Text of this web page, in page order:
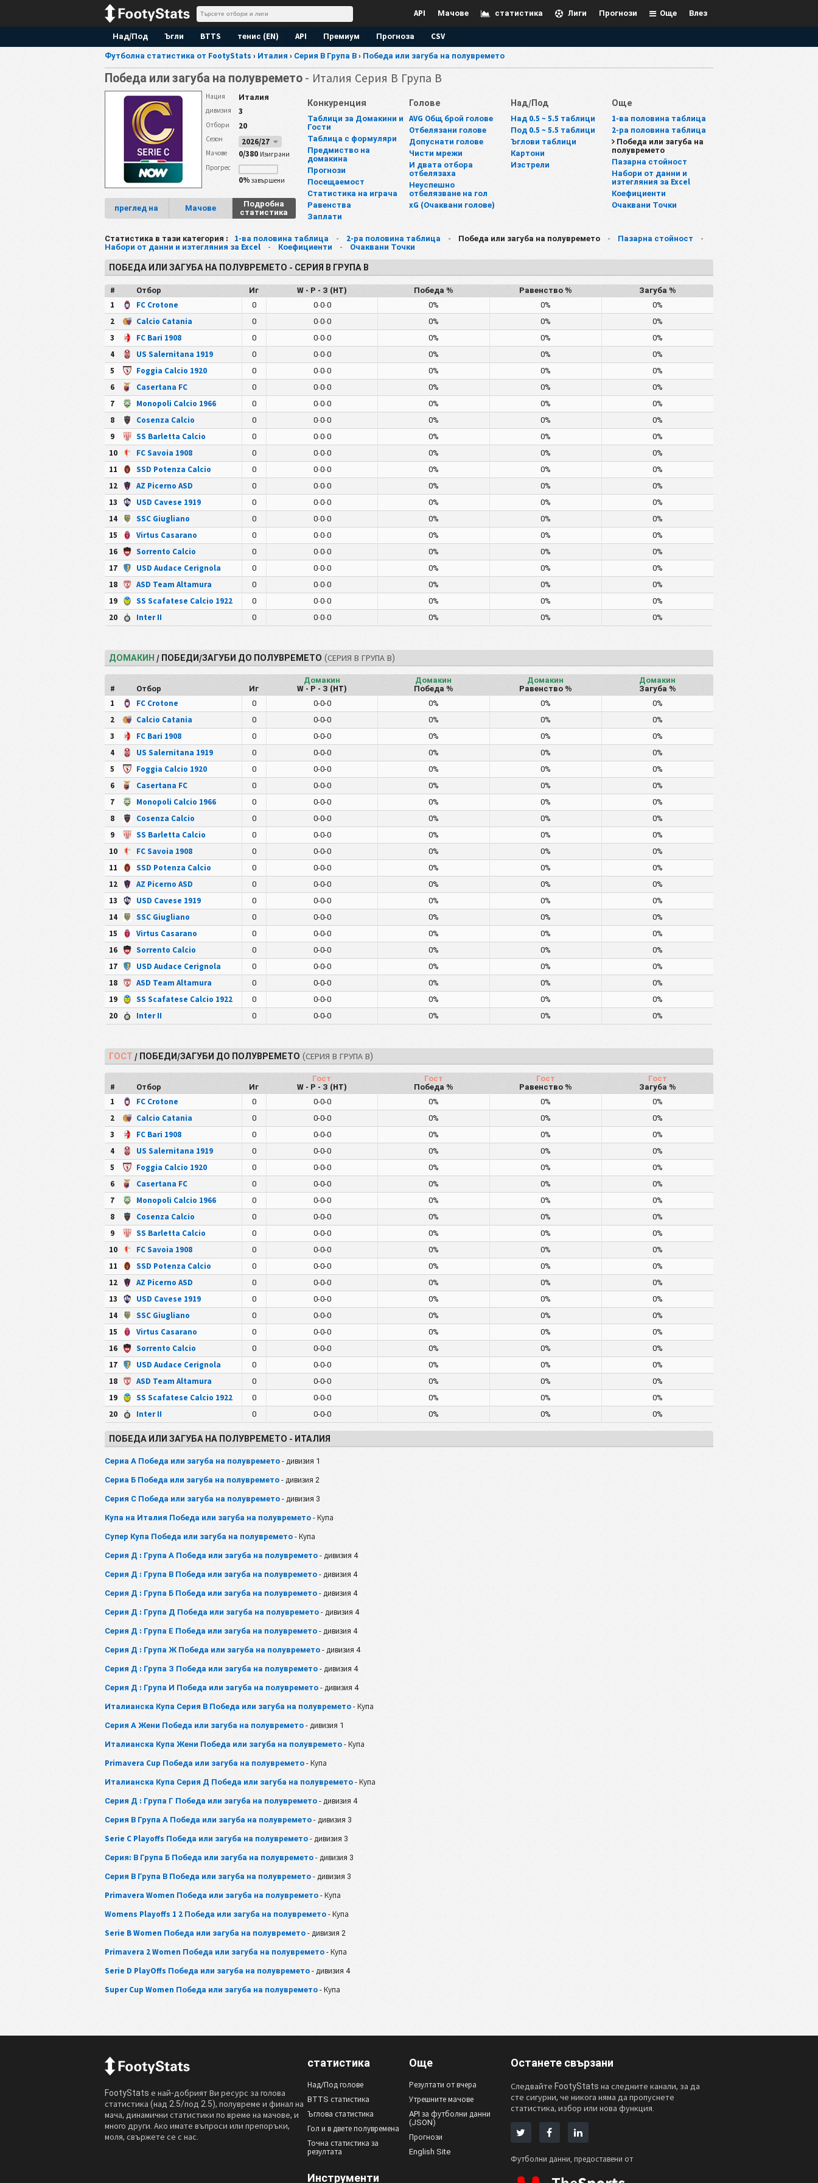
Влез
Още
Прогнози
Лиги
статистика
Мачове
API
Над/Под Ъгли BTTS тенис (EN) API Премиум Прогноза
CSV
Футболна статистика от FootyStats › Италия › Серия В Група В› Победа или загуба на полувремето
Победа или загуба на полувремето - Италия Серия В Група В
Нация Италия
дивизия 3
Отбори 20
Сезон 2026/27
Мачове 0/380Изиграни
Прогрес
0%завършени
преглед на Мачове
Подробна
статистика
Конкуренция
Таблици за Домакини и
Гости
Таблица с формуляри
Предмиство на
домакина
Прогнози
Посещаемост
Статистика на играча
Равенства
Заплати
Голове
AVG Общ брой голове
Отбелязани голове
Допуснати голове
Чисти мрежи
И двата отбора
отбелязаха
Неуспешно
отбелязване на гол
xG (Очаквани голове)
Над/Под
Над 0.5 ~ 5.5 таблици
Под 0.5 ~ 5.5 таблици
Ъглови таблици
Картони
Изстрели
Още
1-ва половина таблица
2-ра половина таблица
Победа или загуба на
полувремето
Пазарна стойност
Набори от данни и
изтегляния за Excel
Коефициенти
Очаквани Точки
Статистика в тази категория : 1-ва половина таблица - 2-ра половина таблица - Победа или загуба на полувремето - Пазарна стойност -
Набори от данни и изтегляния за Excel - Коефициенти - Очаквани Точки
ПОБЕДА ИЛИ ЗАГУБА НА ПОЛУВРЕМЕТО - СЕРИЯ В ГРУПА В
# Отбор Иг W - Р - З (HT) Победа % Равенство %
Загуба %
1
FC Crotone 0 0-0-0 0% 0% 0%
2 Calcio Catania 0 0-0-0 0% 0% 0%
3 FC Bari 1908 0 0-0-0 0% 0% 0%
4 US Salernitana 1919 0 0-0-0 0% 0% 0%
5 Foggia Calcio 1920 0 0-0-0 0% 0% 0%
6 Casertana FC 0 0-0-0 0% 0% 0%
7 Monopoli Calcio 1966 0 0-0-0 0% 0% 0%
8 Cosenza Calcio 0 0-0-0 0% 0% 0%
9 SS Barletta Calcio 0 0-0-0 0% 0% 0%
10 FC Savoia 1908 0 0-0-0 0% 0% 0%
11 SSD Potenza Calcio 0 0-0-0 0% 0% 0%
12 AZ Picerno ASD 0 0-0-0 0% 0% 0%
13 USD Cavese 1919 0 0-0-0 0% 0% 0%
14 SSC Giugliano 0 0-0-0 0% 0% 0%
15 Virtus Casarano 0 0-0-0 0% 0% 0%
16 Sorrento Calcio 0 0-0-0 0% 0% 0%
17 USD Audace Cerignola 0 0-0-0 0% 0% 0%
18 ASD Team Altamura 0 0-0-0 0% 0% 0%
19 SS Scafatese Calcio 1922 0 0-0-0 0% 0% 0%
20 Inter II 0 0-0-0 0% 0% 0%
ДОМАКИН / ПОБЕДИ/ЗАГУБИ ДО ПОЛУВРЕМЕТО (СЕРИЯ В ГРУПА В)
# Отбор Иг
Домакин
W - Р - З (HT)
Домакин
Победа %
Домакин
Равенство %
Домакин
Загуба %
1
FC Crotone 0 0-0-0 0% 0% 0%
2 Calcio Catania 0 0-0-0 0% 0% 0%
3 FC Bari 1908 0 0-0-0 0% 0% 0%
4 US Salernitana 1919 0 0-0-0 0% 0% 0%
5 Foggia Calcio 1920 0 0-0-0 0% 0% 0%
6 Casertana FC 0 0-0-0 0% 0% 0%
7 Monopoli Calcio 1966 0 0-0-0 0% 0% 0%
8 Cosenza Calcio 0 0-0-0 0% 0% 0%
9 SS Barletta Calcio 0 0-0-0 0% 0% 0%
10 FC Savoia 1908 0 0-0-0 0% 0% 0%
11 SSD Potenza Calcio 0 0-0-0 0% 0% 0%
12 AZ Picerno ASD 0 0-0-0 0% 0% 0%
13 USD Cavese 1919 0 0-0-0 0% 0% 0%
14 SSC Giugliano 0 0-0-0 0% 0% 0%
15 Virtus Casarano 0 0-0-0 0% 0% 0%
16 Sorrento Calcio 0 0-0-0 0% 0% 0%
17 USD Audace Cerignola 0 0-0-0 0% 0% 0%
18 ASD Team Altamura 0 0-0-0 0% 0% 0%
19 SS Scafatese Calcio 1922 0 0-0-0 0% 0% 0%
20 Inter II 0 0-0-0 0% 0% 0%
ГОСТ / ПОБЕДИ/ЗАГУБИ ДО ПОЛУВРЕМЕТО (СЕРИЯ В ГРУПА В)
# Отбор Иг
Гост
W - Р - З (HT)
Гост
Победа %
Гост
Равенство %
Гост
Загуба %
1
FC Crotone 0 0-0-0 0% 0% 0%
2 Calcio Catania 0 0-0-0 0% 0% 0%
3 FC Bari 1908 0 0-0-0 0% 0% 0%
4 US Salernitana 1919 0 0-0-0 0% 0% 0%
5 Foggia Calcio 1920 0 0-0-0 0% 0% 0%
6 Casertana FC 0 0-0-0 0% 0% 0%
7 Monopoli Calcio 1966 0 0-0-0 0% 0% 0%
8 Cosenza Calcio 0 0-0-0 0% 0% 0%
9 SS Barletta Calcio 0 0-0-0 0% 0% 0%
10 FC Savoia 1908 0 0-0-0 0% 0% 0%
11 SSD Potenza Calcio 0 0-0-0 0% 0% 0%
12 AZ Picerno ASD 0 0-0-0 0% 0% 0%
13 USD Cavese 1919 0 0-0-0 0% 0% 0%
14 SSC Giugliano 0 0-0-0 0% 0% 0%
15 Virtus Casarano 0 0-0-0 0% 0% 0%
16 Sorrento Calcio 0 0-0-0 0% 0% 0%
17 USD Audace Cerignola 0 0-0-0 0% 0% 0%
18 ASD Team Altamura 0 0-0-0 0% 0% 0%
19 SS Scafatese Calcio 1922 0 0-0-0 0% 0% 0%
20 Inter II 0 0-0-0 0% 0% 0%
ПОБЕДА ИЛИ ЗАГУБА НА ПОЛУВРЕМЕТО - ИТАЛИЯ
Сериа А Победа или загуба на полувремето - дивизия 1
Сериа Б Победа или загуба на полувремето - дивизия 2
Серия С Победа или загуба на полувремето - дивизия 3
Купа на Италия Победа или загуба на полувремето - Купа
Супер Купа Победа или загуба на полувремето - Купа
Серия Д : Група А Победа или загуба на полувремето - дивизия 4
Серия Д : Група В Победа или загуба на полувремето - дивизия 4
Серия Д : Група Б Победа или загуба на полувремето - дивизия 4
Серия Д : Група Д Победа или загуба на полувремето - дивизия 4
Серия Д : Група Е Победа или загуба на полувремето - дивизия 4
Серия Д : Група Ж Победа или загуба на полувремето - дивизия 4
Серия Д : Група З Победа или загуба на полувремето - дивизия 4
Серия Д : Група И Победа или загуба на полувремето - дивизия 4
Италианска Купа Серия В Победа или загуба на полувремето - Купа
Серия А Жени Победа или загуба на полувремето - дивизия 1
Италианска Купа Жени Победа или загуба на полувремето - Купа
Primavera Cup Победа или загуба на полувремето - Купа
Италианска Купа Серия Д Победа или загуба на полувремето - Купа
Серия Д : Група Г Победа или загуба на полувремето - дивизия 4
Серия В Група А Победа или загуба на полувремето - дивизия 3
Serie C Playoffs Победа или загуба на полувремето - дивизия 3
Серия: В Група Б Победа или загуба на полувремето - дивизия 3
Серия В Група В Победа или загуба на полувремето - дивизия 3
Primavera Women Победа или загуба на полувремето - Купа
Womens Playoffs 1 2 Победа или загуба на полувремето - Купа
Serie B Women Победа или загуба на полувремето - дивизия 2
Primavera 2 Women Победа или загуба на полувремето - Купа
Serie D PlayOffs Победа или загуба на полувремето - дивизия 4
Super Cup Women Победа или загуба на полувремето - Купа
FootyStats е най-добрият Ви ресурс за голова
статистика (над 2.5/под 2.5), полувреме и финал на
мача, динамични статистики по време на мачове, и
много други. Ако имате въпроси или препоръки,
моля, свържете се с нас.
статистика
Над/Под голове
BTTS статистика
Ъглова статистика
Гол и в двете полувремена
Точна статистика за
резултата
Инструменти
Още
Резултати от вчера
Утрешните мачове
API за футболни данни
(JSON)
Прогнози
English Site
Останете свързани
Следвайте FootyStats на следните канали, за да
сте сигурни, че никога няма да пропуснете
статистика, избор или нова функция.
Футболни данни, предоставени от